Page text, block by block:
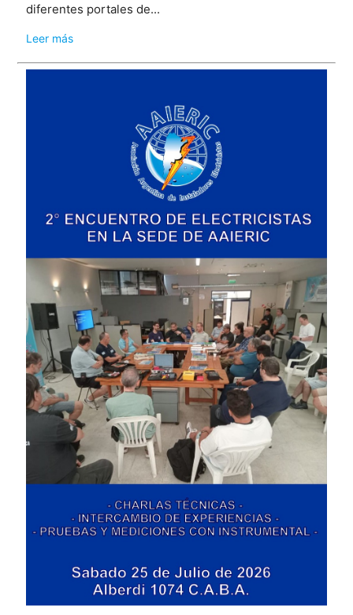
diferentes portales de...
Leer más